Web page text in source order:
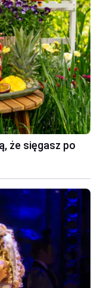
że sięgasz po